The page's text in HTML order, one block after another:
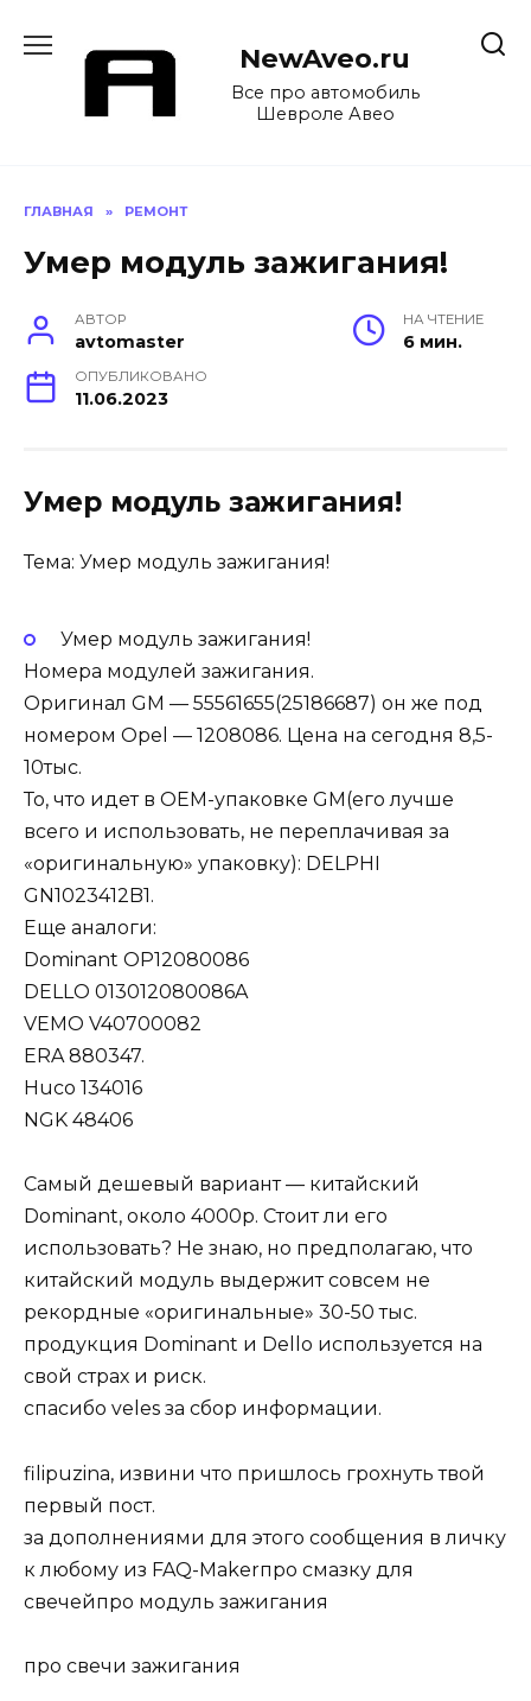
содержанию
NewAveo.ru
Все про автомобиль
Шевроле Авео
ГЛАВНАЯ » РЕМОНТ
Умер модуль зажигания!
АВТОР
avtomaster
НА ЧТЕНИЕ
6 мин.
ОПУБЛИКОВАНО
11.06.2023
Умер модуль зажигания!
Тема: Умер модуль зажигания!
Умер модуль зажигания!
Номера модулей зажигания.
Оригинал GM — 55561655(25186687) он же под
номером Opel — 1208086. Цена на сегодня 8,5-
10тыс.
То, что идет в OEM-упаковке GM(его лучше
всего и использовать, не переплачивая за
«оригинальную» упаковку): DELPHI
GN1023412B1.
Еще аналоги:
Dominant OP12080086
DELLO 013012080086A
VEMO V40700082
ERA 880347.
Huco 134016
NGK 48406
Самый дешевый вариант — китайский
Dominant, около 4000р. Стоит ли его
использовать? Не знаю, но предполагаю, что
китайский модуль выдержит совсем не
рекордные «оригинальные» 30-50 тыс.
продукция Dominant и Dello используется на
свой страх и риск.
спасибо veles за сбор информации.
filipuzina, извини что пришлось грохнуть твой
первый пост.
за дополнениями для этого сообщения в личку
к любому из FAQ-Makerпро смазку для
свечейпро модуль зажигания
про свечи зажигания